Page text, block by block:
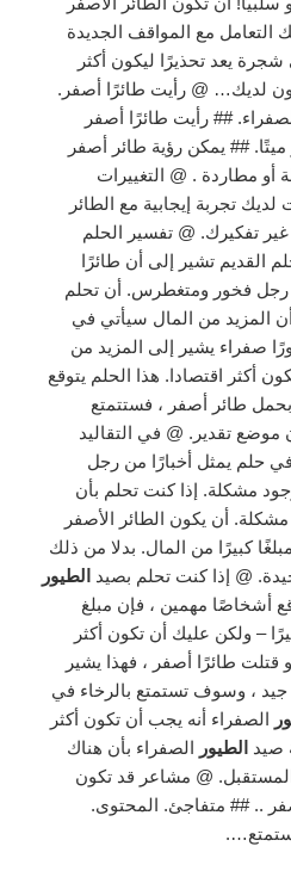
التعامل مع المواقف الجديدة
يعد تحذيرًا ليكون أكثر
لديك… @ رأيت طائرًا أصفر.
## رأيت طائرًا أصفر
## يمكن رؤية طائر أصفر
مطاردة . @ التغييرات
لديك تجربة إيجابية مع الطائر
تفكيرك. @ تفسير الحلم
القديم تشير إلى أن طائرًا
رجل فخور ومتغطرس. أن تحلم
المزيد من المال سيأتي في
صفراء يشير إلى المزيد من
أكثر اقتصادا. هذا الحلم يتوقع
طائر أصفر ، فستتمتع
تقدير. @ في التقاليد
حلم يمثل أخبارًا من رجل
مشكلة. إذا كنت تحلم بأن
أن يكون الطائر الأصفر
كبيرًا من المال. بدلا من ذلك
@ إذا كنت تحلم بصيد الطيور
أشخاصًا مهمين ، فإن مبلغ
– ولكن عليك أن تكون أكثر
قتلت طائرًا أصفر ، فهذا يشير
، وسوف تستمتع بالرخاء في
الصفراء أنه يجب أن تكون أكثر
صيد الطيور الصفراء بأن هناك
@ مشاعر قد تكون
.. ## متفاجئ. المحتوى.